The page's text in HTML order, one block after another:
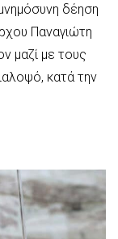
δέηση
Παναγιώτη
μαζί με τους
κατά την